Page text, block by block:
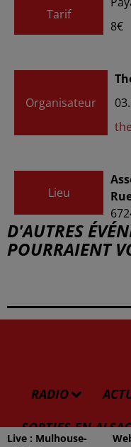
Live : Mulhouse-
Tarif
8€
Organisateur
Lieu
D'AUTRES
POURRAIENT
RADIO
SORTIES EN